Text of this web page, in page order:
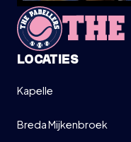
PADELCLINIC
15:00-16:30
LOCATIES
Kapelle
Breda Mijkenbroek